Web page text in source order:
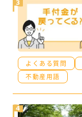
よくある質問
不動産用語